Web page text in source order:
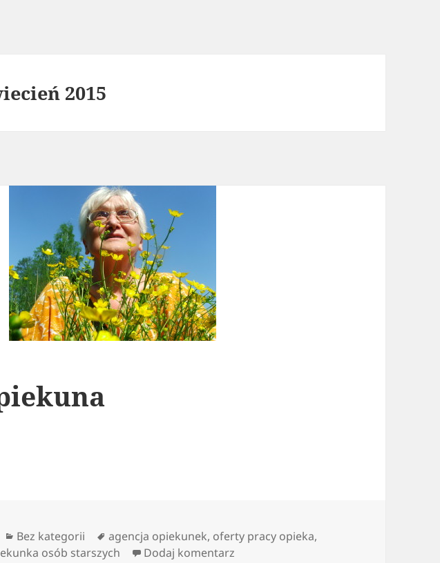
2015
Kategorie
Bez kategorii Tagi
agencja opiekunek, oferty pracy opieka,
osób starszych Dodaj komentarz